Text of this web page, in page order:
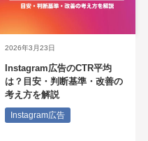
Instagram広告のCTR平均
は？目安・判断基準・改善の
考え方を解説
2026年3月23日
Instagram広告